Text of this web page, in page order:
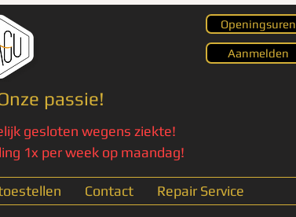
passie!
Openingsuren
Aanmelden
gesloten wegens ziekte!
1x per week op maandag!
Contact Repair Service